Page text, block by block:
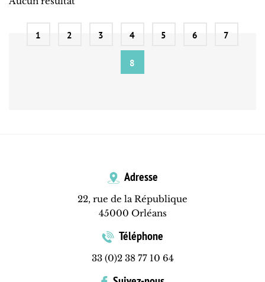
1 2 3 4 5 6 7
8
Adresse
22, rue de la République
45000 Orléans
Téléphone
33 (0)2 38 77 10 64